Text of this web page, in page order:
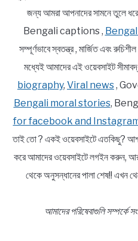
জন্য আমরা আপনাদের সামনে তুলে
Bengali captions ,
সম্পূর্ণভাবে স্বতন্ত্র , মার্জিত এবং
মধ্যেই আমাদের এই ওয়েবসাইট
biography, Viral news,
Bengali moral stories,
for facebook and
তাই তো ? একই ওয়েবসাইটে এতকিছু?
করে আমাদের ওয়েবসাইটে লগইন করুন, আর
থেকে অনুসন্ধানের পালা শেষ!!
আমাদের পরিষেবাগুলি সম্পর্কে